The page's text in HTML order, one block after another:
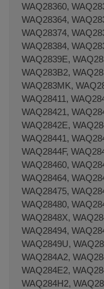
WAQ28360,
WAQ28364,
WAQ28374,
WAQ28384,
WAQ2839E,
WAQ283B2,
WAQ283MK,
WAQ28411,
WAQ28421,
WAQ2842E,
WAQ28441,
WAQ2844F,
WAQ28460,
WAQ28464,
WAQ28475,
WAQ28480,
WAQ2848X,
WAQ28494,
WAQ2849U,
WAQ284A2,
WAQ284E2,
WAQ284H2,